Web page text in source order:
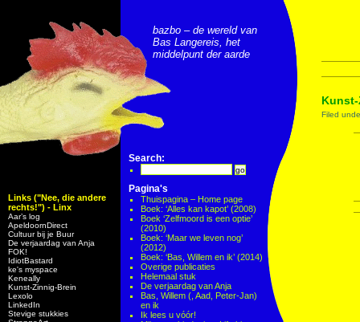
Links ("Nee, die andere
rechts!") - Linx
Aar’s log
ApeldoornDirect
Cultuur bij je Buur
De verjaardag van Anja
FOK!
IdiotBastard
ke's myspace
Keneally
Kunst-Zinnig-Brein
Lexolo
LinkedIn
Stevige stukkies
bazbo – de wereld van
Bas Langereis, het
middelpunt der aarde
Search:
Pagina's
Thuispagina – Home page
Boek: ‘Alles kan kapot’ (2008)
Boek ‘Zelfmoord is een optie’
(2010)
Boek: ‘Maar we leven nog’
(2012)
Boek: ‘Bas, Willem en ik’ (2014)
Overige publicaties
Helemaal stuk
De verjaardag van Anja
Bas, Willem (, Aad, Peter-Jan)
en ik
Ik lees u vóór!
Filed